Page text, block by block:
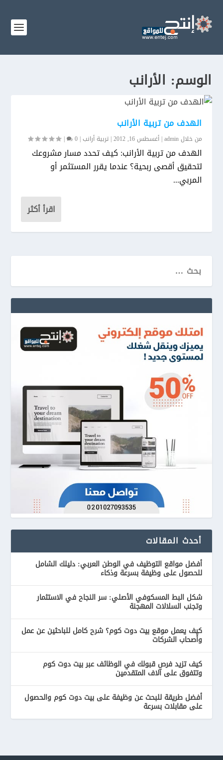
الوسم: الأرانب
الهدف من تربية الأرانب
من خلالadmin
|أغسطس 16, 2012 |تربية أرانب|
0
|
الهدف من تربية الأرانب: كيف تحدد مسار مشروعك
لتحقيق أقصى ربحية؟ عندما يقرر المستثمر أو
المربي...
اقرأ أكثر
أحدث المقالات
أفضل مواقع التوظيف في الوطن العربي: دليلك الشامل
للحصول على وظيفة بسرعة وذكاء
شكل البط المسكوفي الأصلي: سر النجاح في الاستثمار
وتجنب السلالات المهجنة
كيف يعمل موقع بيت دوت كوم؟ شرح كامل للباحثين عن عمل
وأصحاب الشركات
كيف تزيد فرص قبولك في الوظائف عبر بيت دوت كوم
وتتفوق على آلاف المتقدمين
أفضل طريقة للبحث عن وظيفة على بيت دوت كوم والحصول
على مقابلات بسرعة